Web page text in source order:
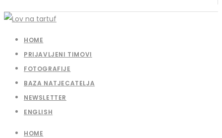
HOME
PRIJAVLJENI TIMOVI
FOTOGRAFIJE
BAZA NATJECATELJA
NEWSLETTER
ENGLISH
HOME